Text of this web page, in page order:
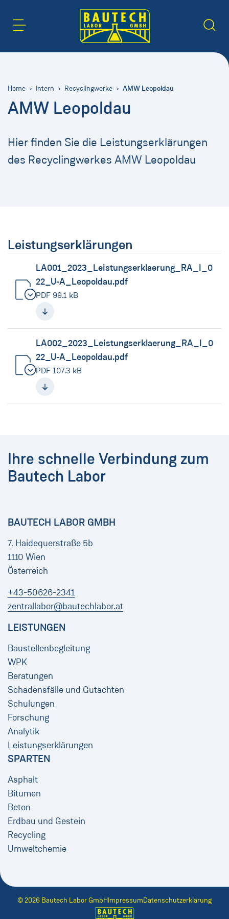
Home Intern Recyclingwerke AMW Leopoldau
AMW Leopoldau
Hier finden Sie die Leistungserklärungen
des Recyclingwerkes AMW Leopoldau
Leistungserklärungen
LA001_2023_Leistungserklaerung_RA_I_0
22_U-A_Leopoldau.pdf
PDF 99.1 kB
(neues Fenster)
LA002_2023_Leistungserklaerung_RA_I_0
22_U-A_Leopoldau.pdf
PDF 107.3 kB
(neues Fenster)
Ihre schnelle Verbindung zum
Bautech Labor
BAUTECH LABOR GMBH
7. Haidequerstraße 5b
1110 Wien
Österreich
+43-50626-2341
zentrallabor@bautechlabor.at
LEISTUNGEN
Baustellenbegleitung
WPK
Beratungen
Schadensfälle und Gutachten
Schulungen
Forschung
Analytik
Leistungserklärungen
SPARTEN
Asphalt
Bitumen
Beton
Erdbau und Gestein
Recycling
Umweltchemie
© 2026 Bautech Labor GmbHImpressumDatenschutzerklärung